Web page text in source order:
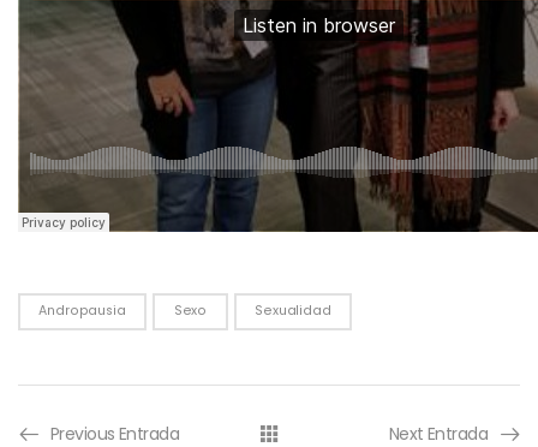
Andropausia Sexo Sexualidad
Previous Entrada Next Entrada